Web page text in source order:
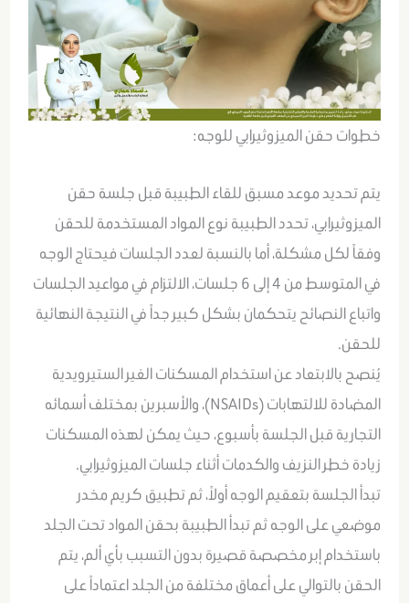
خطوات حقن الميزوثيرابي للوجه:
يتم تحديد موعد مسبق للقاء الطبيبة قبل جلسة حقن
الميزوثيرابي، تحدد الطبيبة نوع المواد المستخدمة للحقن
وفقاً لكل مشكلة، أما بالنسبة لعدد الجلسات فيحتاج الوجه
في المتوسط من 4 إلى 6 جلسات، الالتزام في مواعيد الجلسات
واتباع النصائح يتحكمان بشكل كبير جداً في النتيجة النهائية
للحقن.
يُنصح بالابتعاد عن استخدام المسكنات الغير الستيرويدية
المضادة للالتهابات (NSAIDs)، والأسبرين بمختلف أسمائه
التجارية قبل الجلسة بأسبوع، حيث يمكن لهذه المسكنات
زيادة خطر النزيف والكدمات أثناء جلسات الميزوثيرابي.
تبدأ الجلسة بتعقيم الوجه أولاً، ثم تطبيق كريم مخدر
موضعي على الوجه ثم تبدأ الطبيبة بحقن المواد تحت الجلد
باستخدام إبر مخصصة قصيرة بدون التسبب بأي ألم، يتم
الحقن بالتوالي على أعماق مختلفة من الجلد اعتماداً على